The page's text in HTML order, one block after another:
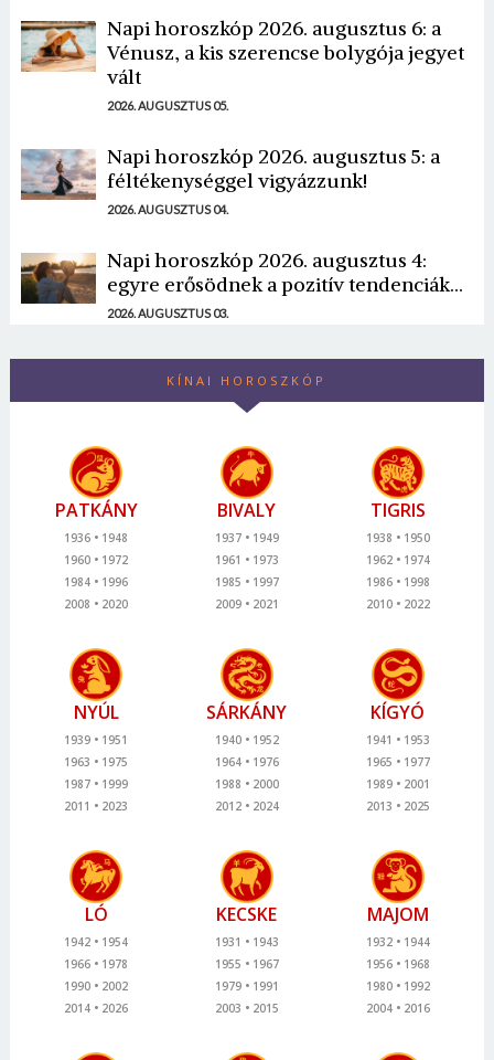
Napi horoszkóp 2026. augusztus 6: a
Vénusz, a kis szerencse bolygója jegyet
vált
2026. AUGUSZTUS 05.
Napi horoszkóp 2026. augusztus 5: a
féltékenységgel vigyázzunk!
2026. AUGUSZTUS 04.
Napi horoszkóp 2026. augusztus 4:
egyre erősödnek a pozitív tendenciák...
2026. AUGUSZTUS 03.
KÍNAI HOROSZKÓP
PATKÁNY
1936
1948
1960
1972
1984
1996
2008
2020
BIVALY
1937
1949
1961
1973
1985
1997
2009
2021
TIGRIS
1938
1950
1962
1974
1986
1998
2010
2022
NYÚL
1939
1951
1963
1975
1987
1999
2011
2023
SÁRKÁNY
1940
1952
1964
1976
1988
2000
2012
2024
KÍGYÓ
1941
1953
1965
1977
1989
2001
2013
2025
LÓ
1942
1954
1966
1978
1990
2002
2014
2026
KECSKE
1931
1943
1955
1967
1979
1991
2003
2015
MAJOM
1932
1944
1956
1968
1980
1992
2004
2016